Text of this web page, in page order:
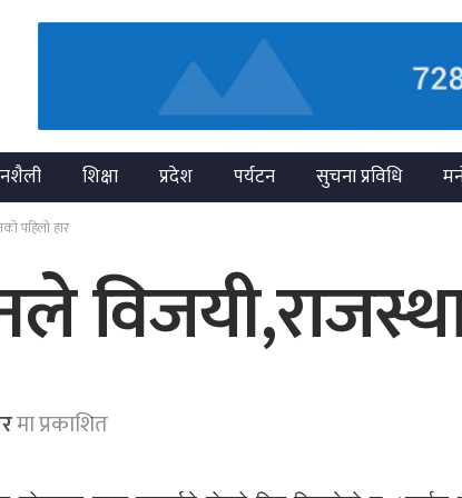
शिक्षा प्रदेश पर्यटन सुचना प्रविधि
पहिलो हार
मा प्रकाशित